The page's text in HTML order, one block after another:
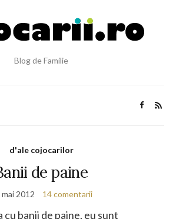
Blog de Familie
d'ale cojocarilor
de paine
mai 2012 14 comentarii
cu banii de paine, eu sunt